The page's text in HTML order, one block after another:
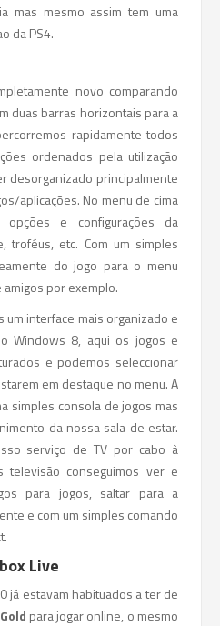
mas mesmo assim tem uma
da PS4.
novo comparando
duas barras horizontais para a
rapidamente todos
ordenados pela utilização
desorganizado principalmente
aplicações. No menu de cima
opções e configurações da
troféus, etc. Com um simples
do jogo para o menu
por exemplo.
interface mais organizado e
Windows 8, aqui os jogos e
e podemos seleccionar
em destaque no menu. A
simples consola de jogos mas
da nossa sala de estar.
serviço de TV por cabo à
televisão conseguimos ver e
para jogos, saltar para a
e com um simples comando
Live
já estavam habituados a ter de
para jogar online, o mesmo